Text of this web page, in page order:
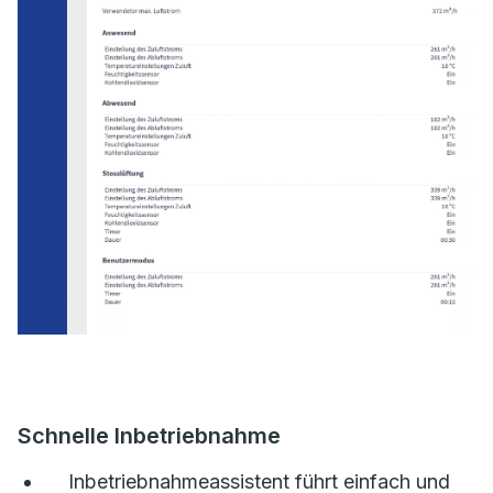
Schnelle Inbetriebnahme
Inbetriebnahmeassistent führt einfach und